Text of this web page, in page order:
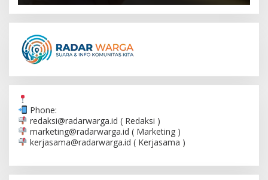
Phone:
redaksi@radarwarga.id ( Redaksi )
marketing@radarwarga.id ( Marketing )
kerjasama@radarwarga.id ( Kerjasama )